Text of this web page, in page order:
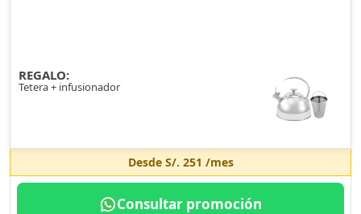
REGALO:
Tetera + infusionador
Desde S/. 251 /mes
Consultar promoción